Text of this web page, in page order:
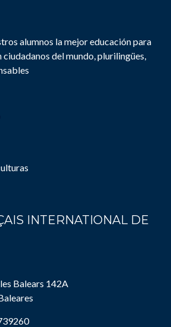
alumnos la mejor educación para
ciudadanos del mundo, plurilingües,
INTERNATIONAL DE
Balears 142A